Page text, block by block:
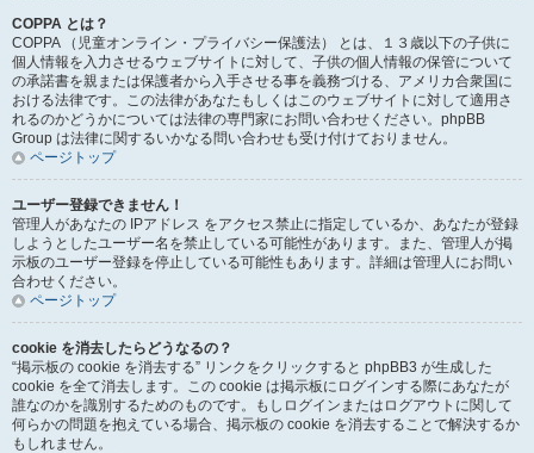
COPPA とは？
COPPA （児童オンライン・プライバシー保護法） とは、１３歳以下の子供に
個人情報を入力させるウェブサイトに対して、子供の個人情報の保管について
の承諾書を親または保護者から入手させる事を義務づける、アメリカ合衆国に
おける法律です。この法律があなたもしくはこのウェブサイトに対して適用さ
れるのかどうかについては法律の専門家にお問い合わせください。phpBB
Group は法律に関するいかなる問い合わせも受け付けておりません。
ページトップ
ユーザー登録できません！
管理人があなたの IPアドレス をアクセス禁止に指定しているか、あなたが登録
しようとしたユーザー名を禁止している可能性があります。また、管理人が掲
示板のユーザー登録を停止している可能性もあります。詳細は管理人にお問い
合わせください。
ページトップ
cookie を消去したらどうなるの？
“掲示板の cookie を消去する” リンクをクリックすると phpBB3 が生成した
cookie を全て消去します。この cookie は掲示板にログインする際にあなたが
誰なのかを識別するためのものです。もしログインまたはログアウトに関して
何らかの問題を抱えている場合、掲示板の cookie を消去することで解決するか
もしれません。